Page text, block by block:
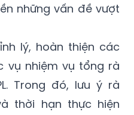
những vấn đề vượt
lý, hoàn thiện các
vụ nhiệm vụ tổng rà
Trong đó, lưu ý rà
thời hạn thực hiện